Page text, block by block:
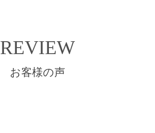
REVIEW
お客様の声